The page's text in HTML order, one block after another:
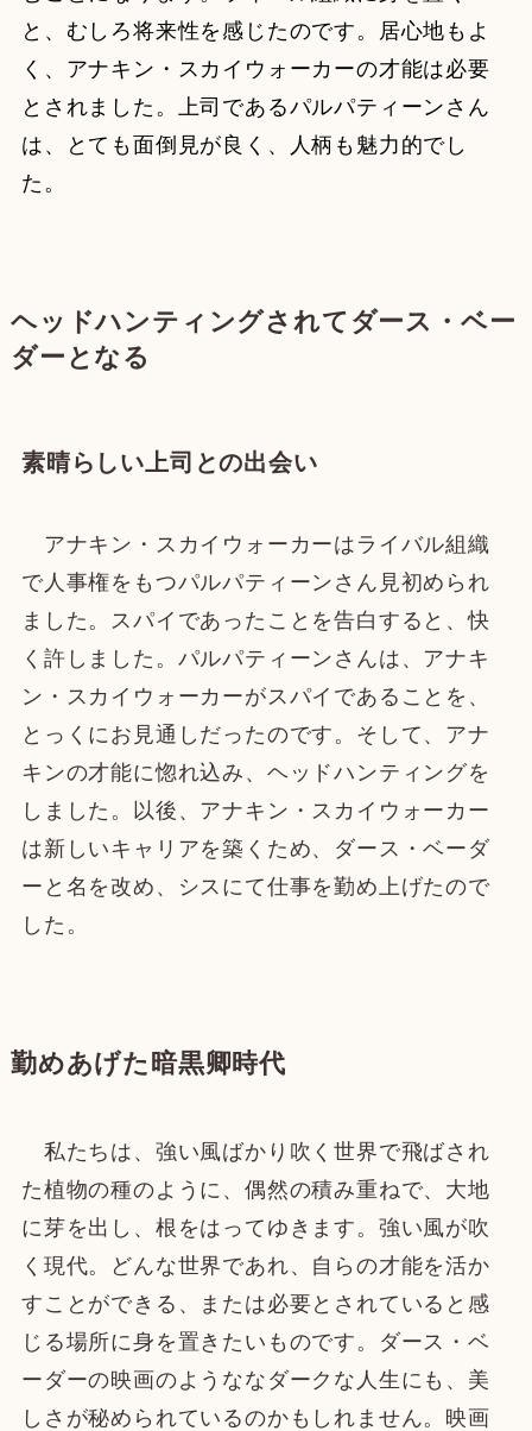
と、むしろ将来性を感じたのです。居心地もよ
く、アナキン・スカイウォーカーの才能は必要
とされました。上司であるパルパティーンさん
は、とても面倒見が良く、人柄も魅力的でし
た。
ヘッドハンティングされてダース・ベー
ダーとなる
素晴らしい上司との出会い
アナキン・スカイウォーカーはライバル組織
で人事権をもつパルパティーンさん見初められ
ました。スパイであったことを告白すると、快
く許しました。パルパティーンさんは、アナキ
ン・スカイウォーカーがスパイであることを、
とっくにお見通しだったのです。そして、アナ
キンの才能に惚れ込み、ヘッドハンティングを
しました。以後、アナキン・スカイウォーカー
は新しいキャリアを築くため、ダース・ベーダ
ーと名を改め、シスにて仕事を勤め上げたので
した。
勤めあげた暗黒卿時代
私たちは、強い風ばかり吹く世界で飛ばされ
た植物の種のように、偶然の積み重ねで、大地
に芽を出し、根をはってゆきます。強い風が吹
く現代。どんな世界であれ、自らの才能を活か
すことができる、または必要とされていると感
じる場所に身を置きたいものです。ダース・ベ
ーダーの映画のようななダークな人生にも、美
しさが秘められているのかもしれません。映画